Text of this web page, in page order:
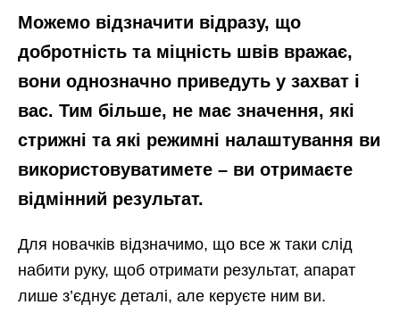
Можемо відзначити відразу, що
добротність та міцність швів вражає,
вони однозначно приведуть у захват і
вас. Тим більше, не має значення, які
стрижні та які режимні налаштування ви
використовуватимете – ви отримаєте
відмінний результат.
Для новачків відзначимо, що все ж таки слід
набити руку, щоб отримати результат, апарат
лише з’єднує деталі, але керуєте ним ви.